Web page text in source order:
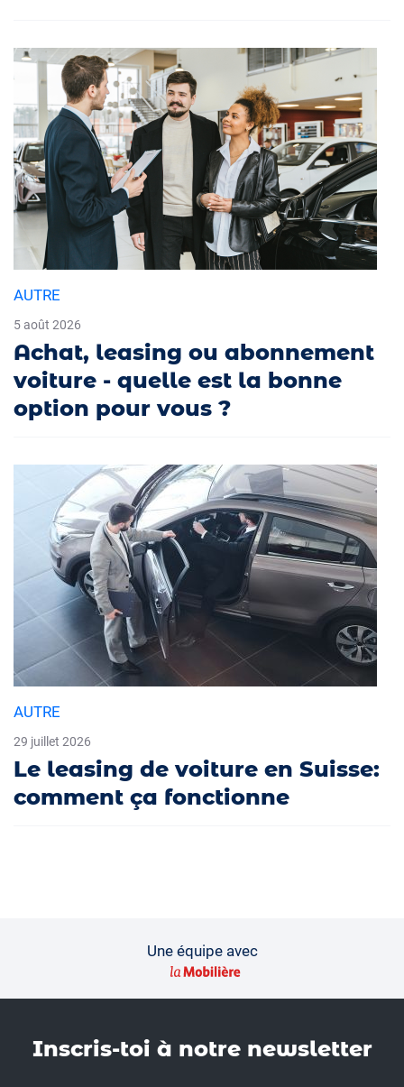
AUTRE
5 août 2026
Achat, leasing ou abonnement
voiture - quelle est la bonne
option pour vous ?
AUTRE
29 juillet 2026
Le leasing de voiture en Suisse:
comment ça fonctionne
Une équipe avec
Inscris-toi à notre news­letter